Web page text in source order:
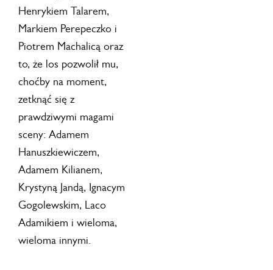
Henrykiem Talarem,
Markiem Perepeczko i
Piotrem Machalicą oraz
to, że los pozwolił mu,
choćby na moment,
zetknąć się z
prawdziwymi magami
sceny: Adamem
Hanuszkiewiczem,
Adamem Kilianem,
Krystyną Jandą, Ignacym
Gogolewskim, Laco
Adamikiem i wieloma,
wieloma innymi.